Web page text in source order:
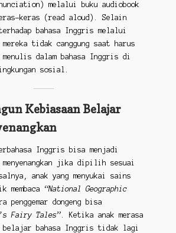
melalui buku audiobook
keras (read aloud). Selain
bahasa Inggris melalui
mereka tidak canggung saat harus
dalam bahasa Inggris di
sosial.
Kebiasaan Belajar
Inggris bisa menjadi
jika dipilih sesuai
anak yang menyukai sains
membaca “National Geographic
penggemar dongeng bisa
Fairy Tales”. Ketika anak merasa
belajar bahasa Inggris tidak lagi